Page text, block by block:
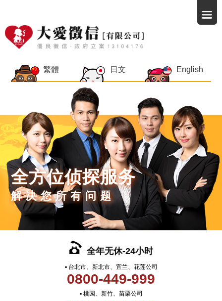
繁體 日文 English
全方位侦探服务
解决您所有问题
全年无休-24小时
▪ 台北市、新北市、宜兰、花莲公司
0800-449-999
▪ 桃园、新竹、苗栗公司